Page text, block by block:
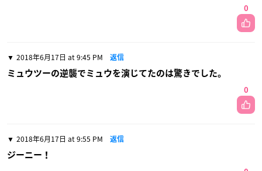
0
2018年6月17日 at 9:45 PM 返信
ミュウツーの逆襲でミュウを演じてたのは驚きでした。
0
2018年6月17日 at 9:55 PM 返信
ジーニー！